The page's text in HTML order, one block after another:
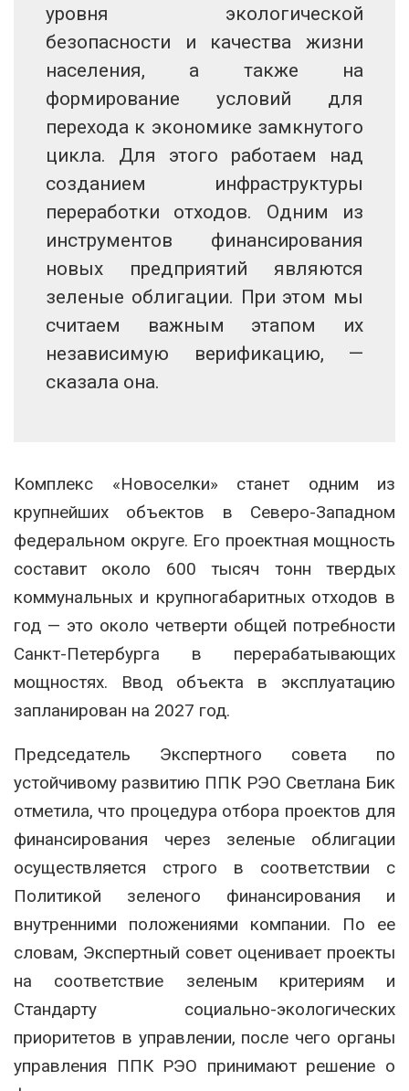
уровня экологической
безопасности и качества жизни
населения, а также на
формирование условий для
перехода к экономике замкнутого
цикла. Для этого работаем над
созданием инфраструктуры
переработки отходов. Одним из
инструментов финансирования
новых предприятий являются
зеленые облигации. При этом мы
считаем важным этапом их
независимую верификацию, —
сказала она.
Комплекс «Новоселки» станет одним из
крупнейших объектов в Северо-Западном
федеральном округе. Его проектная мощность
составит около 600 тысяч тонн твердых
коммунальных и крупногабаритных отходов в
год — это около четверти общей потребности
Санкт-Петербурга в перерабатывающих
мощностях. Ввод объекта в эксплуатацию
запланирован на 2027 год.
Председатель Экспертного совета по
устойчивому развитию ППК РЭО Светлана Бик
отметила, что процедура отбора проектов для
финансирования через зеленые облигации
осуществляется строго в соответствии с
Политикой зеленого финансирования и
внутренними положениями компании. По ее
словам, Экспертный совет оценивает проекты
на соответствие зеленым критериям и
Стандарту социально-экологических
приоритетов в управлении, после чего органы
управления ППК РЭО принимают решение о